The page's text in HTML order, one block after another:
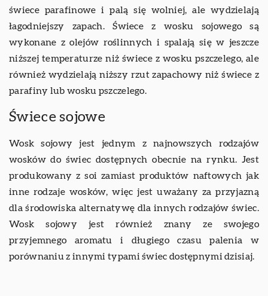
świece parafinowe i palą się wolniej, ale wydzielają
łagodniejszy zapach. Świece z wosku sojowego są
wykonane z olejów roślinnych i spalają się w jeszcze
niższej temperaturze niż świece z wosku pszczelego, ale
również wydzielają niższy rzut zapachowy niż świece z
parafiny lub wosku pszczelego.
Świece sojowe
Wosk sojowy jest jednym z najnowszych rodzajów
wosków do świec dostępnych obecnie na rynku. Jest
produkowany z soi zamiast produktów naftowych jak
inne rodzaje wosków, więc jest uważany za przyjazną
dla środowiska alternatywę dla innych rodzajów świec.
Wosk sojowy jest również znany ze swojego
przyjemnego aromatu i długiego czasu palenia w
porównaniu z innymi typami świec dostępnymi dzisiaj.